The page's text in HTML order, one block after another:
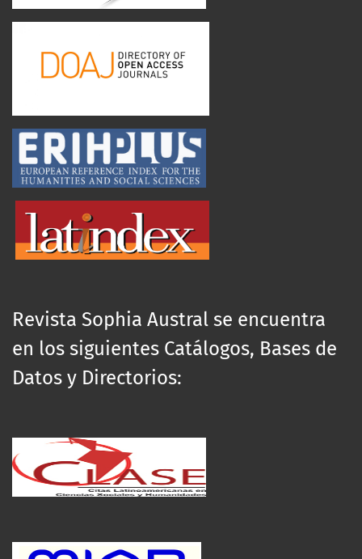
Revista Sophia Austral se encuentra
en los siguientes Catálogos, Bases de
Datos y Directorios: